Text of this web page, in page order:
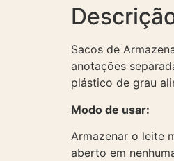
Sacos de
anotações
plástico de grau
Modo de usar:
Armazenar o leite
aberto em